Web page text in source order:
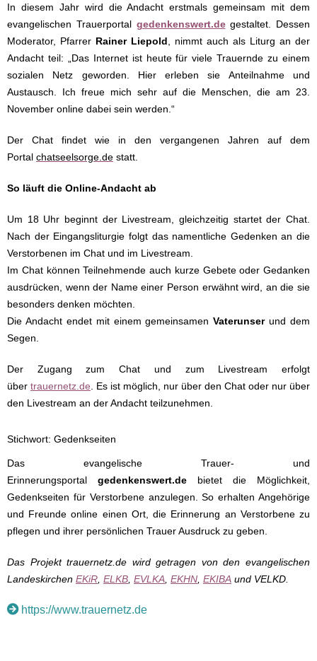
In diesem Jahr wird die Andacht erstmals gemeinsam mit dem
evangelischen Trauerportal gedenkenswert.degestaltet. Dessen
Moderator, Pfarrer Rainer Liepold , nimmt auch als Liturg an der
Andacht teil: „Das Internet ist heute für viele Trauernde zu einem
sozialen Netz geworden. Hier erleben sie Anteilnahme und
Austausch. Ich freue mich sehr auf die Menschen, die am 23.
November online dabei sein werden.“
Der Chat findet wie in den vergangenen Jahren auf dem
Portal chatseelsorge.de statt.
So läuft die Online-Andacht ab
Um 18 Uhr beginnt der Livestream, gleichzeitig startet der Chat.
Nach der Eingangsliturgie folgt das namentliche Gedenken an die
Verstorbenen im Chat und im Livestream.
Im Chat können Teilnehmende auch kurze Gebete oder Gedanken
ausdrücken, wenn der Name einer Person erwähnt wird, an die sie
besonders denken möchten.
Die Andacht endet mit einem gemeinsamenVaterunserund dem
Segen.
Der Zugang zum Chat und zum Livestream erfolgt
über trauernetz.de . Es ist möglich, nur über den Chat oder nur über
den Livestream an der Andacht teilzunehmen.
Stichwort: Gedenkseiten
Das evangelische Trauer- und
Erinnerungsportal gedenkenswert.de bietet die Möglichkeit,
Gedenkseiten für Verstorbene anzulegen. So erhalten Angehörige
und Freunde online einen Ort, die Erinnerung an Verstorbene zu
pflegen und ihrer persönlichen Trauer Ausdruck zu geben.
Das Projekt trauernetz.de wird getragen von den evangelischen
Landeskirchen EKiR ELKB EVLKA EKHN EKIBA und VELKD.
https://www.trauernetz.de